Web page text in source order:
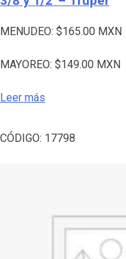
MENUDEO: $165.00 MXN
MAYOREO: $149.00 MXN
Leer más
CÓDIGO: 17798